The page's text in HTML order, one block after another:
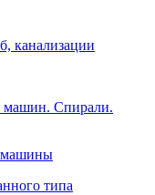
канализации
машин. Спирали.
машины
типа